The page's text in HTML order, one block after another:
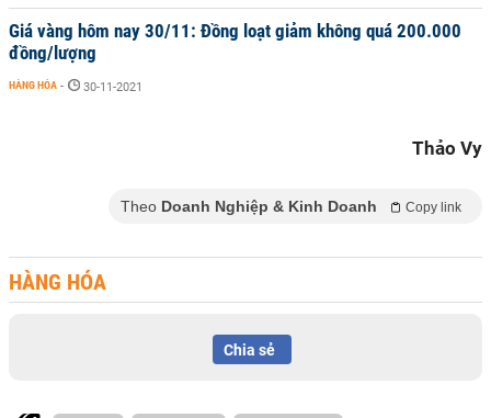
Giá vàng hôm nay 30/11: Đồng loạt giảm không quá 200.000
đồng/lượng
HÀNG HÓA - 30-11-2021
Thảo Vy
Theo Doanh Nghiệp & Kinh Doanh Copy link
HÀNG HÓA
Chia sẻ